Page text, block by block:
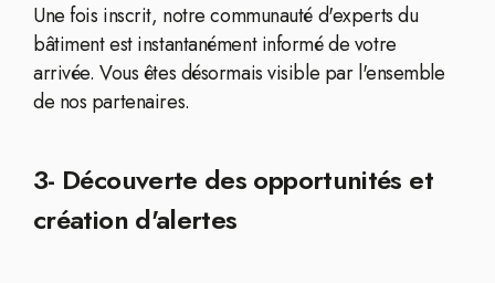
Une fois inscrit, notre communauté d'experts du
bâtiment est instantanément informé de votre
arrivée. Vous êtes désormais visible par l'ensemble
de nos partenaires.
3- Découverte des opportunités et
création d'alertes